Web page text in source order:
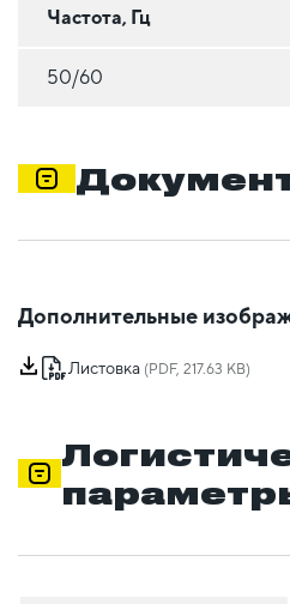
Частота, Гц
50/60
Дополнительные
Листовка (PDF, 217.63 KB)